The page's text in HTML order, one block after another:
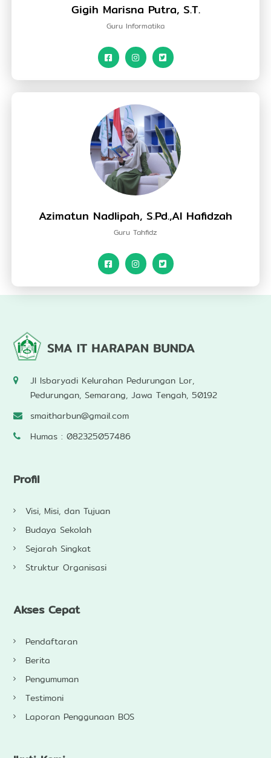
Gigih Marisna Putra, S.T.
Guru Informatika
Azimatun Nadlipah, S.Pd.,Al Hafidzah
Guru Tahfidz
Jl Isbaryadi Kelurahan Pedurungan Lor,
Pedurungan, Semarang, Jawa Tengah, 50192
smaitharbun@gmail.com
Humas : 082325057486
Profil
Visi, Misi, dan Tujuan
Budaya Sekolah
Sejarah Singkat
Struktur Organisasi
Akses Cepat
Pendaftaran
Berita
Pengumuman
Testimoni
Laporan Penggunaan BOS